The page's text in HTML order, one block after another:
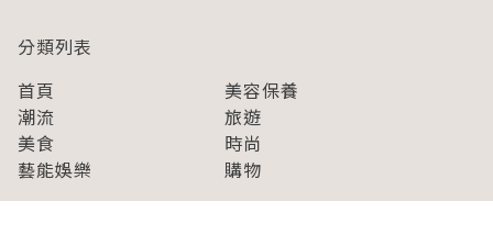
分類列表
首頁
美容保養
潮流
旅遊
美食
時尚
藝能娛樂
購物